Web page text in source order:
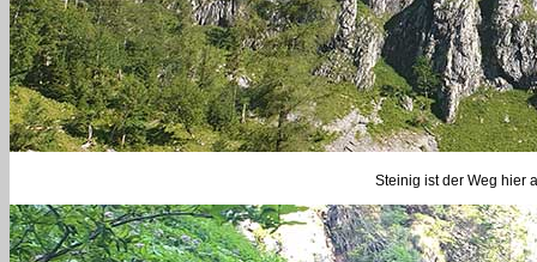
Steinig ist der Weg hier